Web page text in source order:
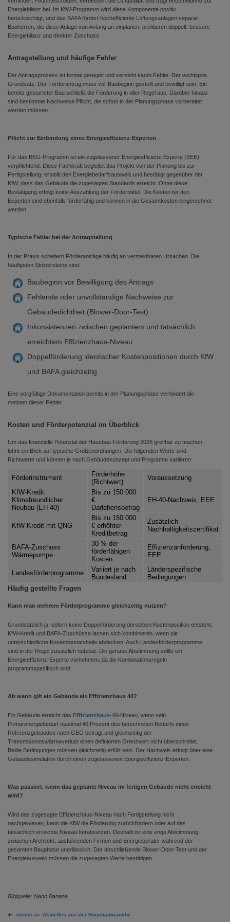
Energiebilanz bei. Im KfW-Programm wird diese Komponente positiv
berücksichtigt, und das BAFA fördert hocheffiziente Lüftungsanlagen separat.
Bauherren, die diese Anlage von Anfang an einplanen, profitieren doppelt: bessere
Energiebilanz und direkter Zuschuss.
Antragstellung und häufige Fehler
Der Antragsprozess ist formal geregelt und verzeiht kaum Fehler. Der wichtigste
Grundsatz: Der Förderantrag muss vor Baubeginn gestellt und bewilligt sein. Ein
bereits gestarteter Bau schließt die Förderung in aller Regel aus. Darüber hinaus
sind bestimmte Nachweise Pflicht, die schon in der Planungsphase vorbereitet
werden müssen.
Pflicht zur Einbindung eines Energieeffizienz-Experten
Für das BEG-Programm ist ein zugelassener Energieeffizienz-Experte (EEE)
verpflichtend. Diese Fachkraft begleitet das Projekt von der Planung bis zur
Fertigstellung, erstellt den Energiebedarfsausweis und bestätigt gegenüber der
KfW, dass das Gebäude die zugesagten Standards erreicht. Ohne diese
Bestätigung erfolgt keine Auszahlung der Fördermittel. Die Kosten für den
Experten sind ebenfalls förderfähig und können in die Gesamtkosten eingerechnet
werden.
Typische Fehler bei der Antragstellung
In der Praxis scheitern Förderanträge häufig an vermeidbaren Ursachen. Die
häufigsten Stolpersteine sind:
Baubeginn vor Bewilligung des Antrags
Fehlende oder unvollständige Nachweise zur
Gebäudedichtheit (Blower-Door-Test)
Inkonsistenzen zwischen geplantem und tatsächlich
erreichtem Effizienzhaus-Niveau
Doppelförderung identischer Kostenpositionen durch KfW
und BAFA gleichzeitig
Eine sorgfältige Dokumentation bereits in der Planungsphase verhindert die
meisten dieser Fehler.
Kosten und Förderpotenzial im Überblick
Um das finanzielle Potenzial der Hausbau Förderung 2026 greifbar zu machen,
lohnt ein Blick auf typische Größenordnungen. Die folgenden Werte sind
Richtwerte und können je nach Gebäudekonzept und Programm variieren:
Förderinstrument
Förderhöhe
(Richtwert)
Voraussetzung
KfW-Kredit
Klimafreundlicher
Neubau (EH 40)
Bis zu 150.000
€
Darlehensbetrag
EH-40-Nachweis, EEE
KfW-Kredit mit QNG
Bis zu 150.000
€ erhöhter
Kreditbetrag
Zusätzlich
Nachhaltigkeitszertifikat
BAFA-Zuschuss
Wärmepumpe
30 % der
förderfähigen
Kosten
Effizienzanforderung,
EEE
Landesförderprogramme
Variiert je nach
Bundesland
Länderspezifische
Bedingungen
Häufig gestellte Fragen
Kann man mehrere Förderprogramme gleichzeitig nutzen?
Grundsätzlich ja, sofern keine Doppelförderung derselben Kostenposition entsteht.
KfW-Kredit und BAFA-Zuschüsse lassen sich kombinieren, wenn sie
unterschiedliche Kostenbestandteile abdecken. Auch Landesförderprogramme
sind in der Regel zusätzlich nutzbar. Die genaue Abstimmung sollte ein
Energieeffizienz-Experte vornehmen, da die Kombinationsregeln
programmspezifisch sind.
Ab wann gilt ein Gebäude als Effizienzhaus 40?
Ein Gebäude erreicht das Effizienzhaus-40-Niveau, wenn sein
Primärenergiebedarf maximal 40 Prozent des berechneten Bedarfs eines
Referenzgebäudes nach GEG beträgt und gleichzeitig der
Transmissionswärmeverlust einen definierten Grenzwert nicht überschreitet.
Beide Bedingungen müssen gleichzeitig erfüllt sein. Der Nachweis erfolgt über eine
Gebäudesimulation durch einen zugelassenen Energieeffizienz-Experten.
Was passiert, wenn das geplante Niveau im fertigen Gebäude nicht erreicht
wird?
Wird das zugesagte Effizienzhaus-Niveau nach Fertigstellung nicht
nachgewiesen, kann die KfW die Förderung zurückfordern oder auf das
tatsächlich erreichte Niveau herabsetzen. Deshalb ist eine enge Abstimmung
zwischen Architekt, ausführenden Firmen und Energieberater während der
gesamten Bauphase unerlässlich. Der abschließende Blower-Door-Test und der
Energieausweis müssen die zugesagten Werte bestätigen.
Bildquelle: Nano Banana
zurück zu: Aktuelles aus der Hausbaubranche